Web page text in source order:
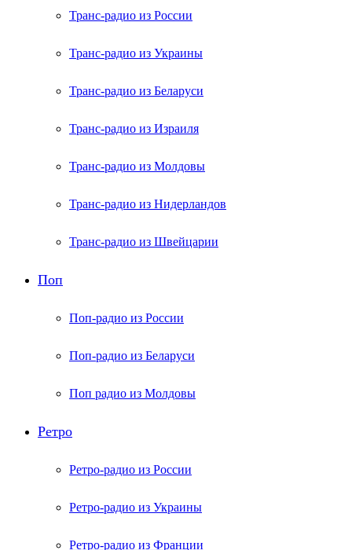
Транс-радио из России
Транс-радио из Украины
Транс-радио из Беларуси
Транс-радио из Израиля
Транс-радио из Молдовы
Транс-радио из Нидерландов
Транс-радио из Швейцарии
Поп
Поп-радио из России
Поп-радио из Беларуси
Поп радио из Молдовы
Ретро
Ретро-радио из России
Ретро-радио из Украины
Ретро-радио из Франции